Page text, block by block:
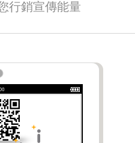
行銷宣傳能量